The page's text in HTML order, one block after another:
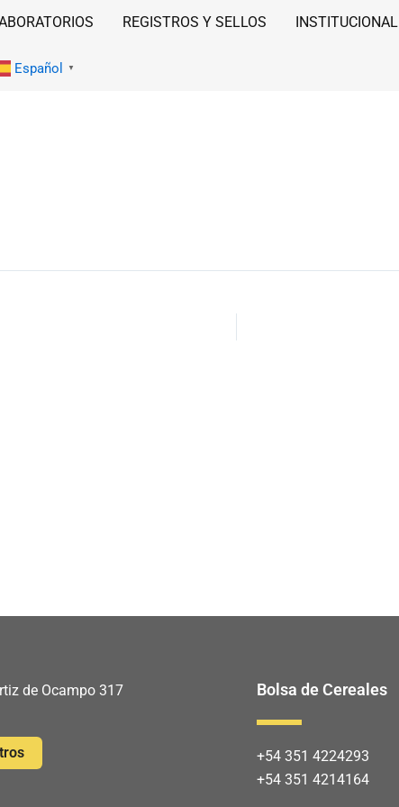
REGISTROS Y SELLOS INSTITUCIONAL
Español ▼
de Ocampo 317
Bolsa de Cereales
+54 351 4224293
+54 351 4214164